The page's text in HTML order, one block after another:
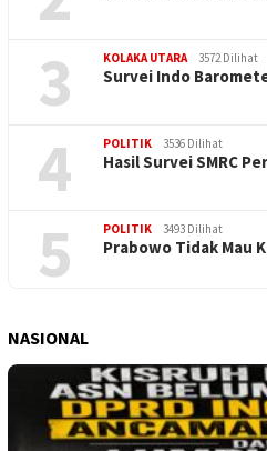
3 KOLAKA UTARA 3572 Dilihat
Survei Indo
4 POLITIK 3536 Dilihat
Hasil Survei SMRC
5 POLITIK 3493 Dilihat
Prabowo Tidak Mau
NASIONAL